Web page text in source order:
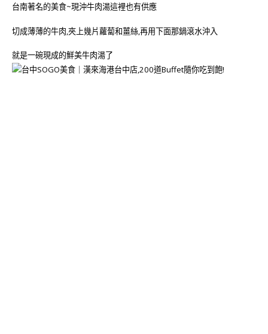
台南著名的美食~現沖牛肉湯這裡也有供應
切成薄薄的牛肉,夾上幾片蘿蔔和薑絲,再用下面那鍋滾水沖入
就是一碗現成的鮮美牛肉湯了